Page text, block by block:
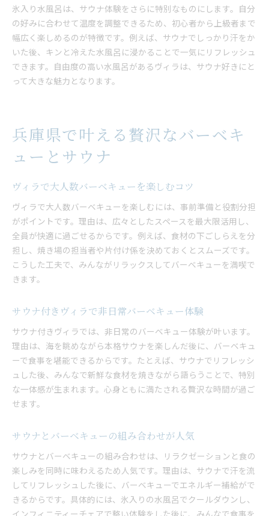
ヴィラのサウナ設備で注目すべき点
サウナ付きヴィラ選びで外せない条件
氷入り水風呂のあるヴィラの魅力紹介
グランピング感覚のサウナ体験とは
インフィニティーチェアの魅力を解説
氷入り水風呂は、サウナ体験をさらに特別なものにします。自分
の好みに合わせて温度を調整できるため、初心者から上級者まで
幅広く楽しめるのが特徴です。例えば、サウナでしっかり汗をか
いた後、キンと冷えた水風呂に浸かることで一気にリフレッシュ
できます。自由度の高い水風呂があるヴィラは、サウナ好きにと
って大きな魅力となります。
兵庫県で叶える贅沢なバーベキ
ューとサウナ
ヴィラで大人数バーベキューを楽しむコツ
ヴィラで大人数バーベキューを楽しむには、事前準備と役割分担
がポイントです。理由は、広々としたスペースを最大限活用し、
全員が快適に過ごせるからです。例えば、食材の下ごしらえを分
担し、焼き場の担当者や片付け係を決めておくとスムーズです。
こうした工夫で、みんながリラックスしてバーベキューを満喫で
きます。
サウナ付きヴィラで非日常バーベキュー体験
サウナ付きヴィラでは、非日常のバーベキュー体験が叶います。
理由は、海を眺めながら本格サウナを楽しんだ後に、バーベキュ
ーで食事を堪能できるからです。たとえば、サウナでリフレッシ
ュした後、みんなで新鮮な食材を焼きながら語らうことで、特別
な一体感が生まれます。心身ともに満たされる贅沢な時間が過ご
せます。
サウナとバーベキューの組み合わせが人気
サウナとバーベキューの組み合わせは、リラクゼーションと食の
楽しみを同時に味わえるため人気です。理由は、サウナで汗を流
してリフレッシュした後に、バーベキューでエネルギー補給がで
きるからです。具体的には、氷入りの水風呂でクールダウンし、
インフィニティーチェアで整い体験をした後に、みんなで食事を